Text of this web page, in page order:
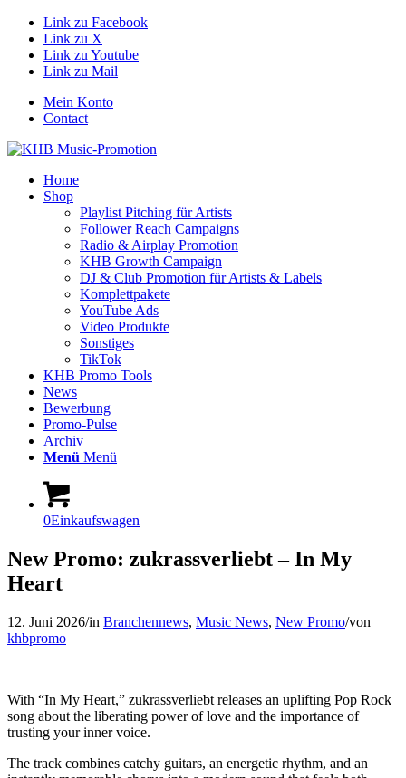
Link zu Facebook
Link zu X
Link zu Youtube
Link zu Mail
Mein Konto
Contact
Home
Shop
Playlist Pitching für Artists
Follower Reach Campaigns
Radio & Airplay Promotion
KHB Growth Campaign
DJ & Club Promotion für Artists & Labels
Komplettpakete
YouTube Ads
Video Produkte
Sonstiges
TikTok
KHB Promo Tools
News
Bewerbung
Promo-Pulse
Archiv
Menü Menü
0Einkaufswagen
New Promo: zukrassverliebt – In My
Heart
12. Juni 2026/in Branchennews, Music News, New Promo/von
khbpromo
With “In My Heart,” zukrassverliebt releases an uplifting Pop Rock
song about the liberating power of love and the importance of
trusting your inner voice.
The track combines catchy guitars, an energetic rhythm, and an